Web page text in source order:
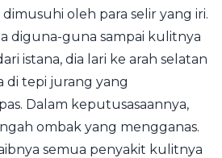
dimusuhi oleh para selir yang iri.
diguna-guna sampai kulitnya
istana, dia lari ke arah selatan
di tepi jurang yang
Dalam keputusasaannya,
ombak yang mengganas.
semua penyakit kulitnya